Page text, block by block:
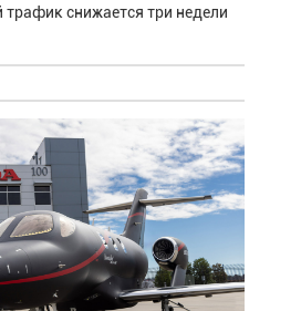
трафик снижается три недели